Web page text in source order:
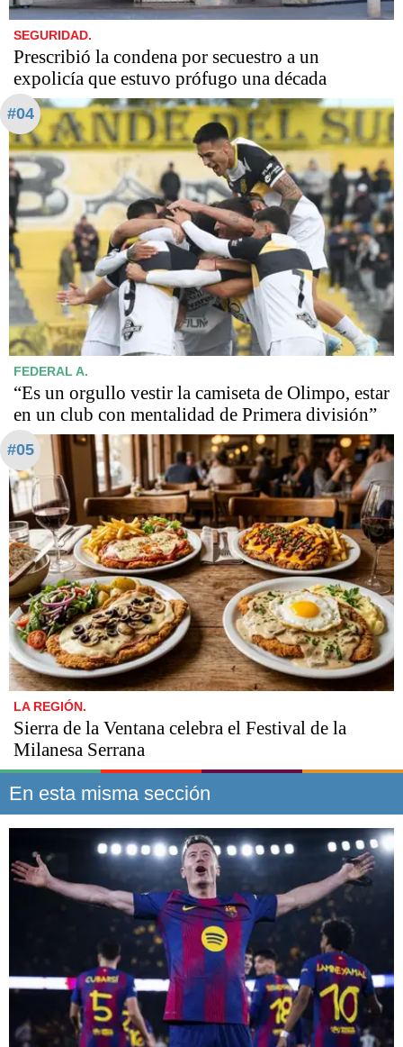
SEGURIDAD.
Prescribió la condena por secuestro a un
expolicía que estuvo prófugo una década
#04
FEDERAL A.
“Es un orgullo vestir la camiseta de Olimpo, estar
en un club con mentalidad de Primera división”
#05
LA REGIÓN.
Sierra de la Ventana celebra el Festival de la
Milanesa Serrana
En esta misma sección